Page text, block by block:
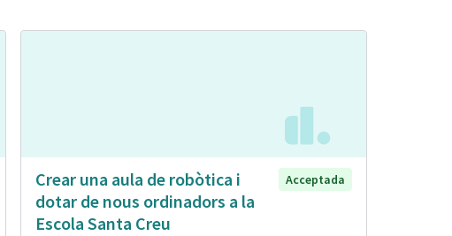
Crear una aula de robòtica i
dotar de nous ordinadors a la
Escola Santa Creu
Acceptada